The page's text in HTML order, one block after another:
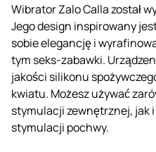
Wibrator Zalo Calla został
Jego design inspirowany
sobie elegancję i
tym seks-zabawki.
jakości silikonu
kwiatu. Możesz używać
stymulacji zewnętrznej, jak i
stymulacji pochwy.